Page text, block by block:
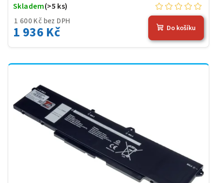
1 600 Kč bez DPH
1 936 Kč
Skladem(>5 ks)
Do košíku